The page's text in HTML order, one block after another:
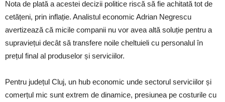
Nota de plată a acestei decizii politice riscă să fie achitată tot de
cetățeni, prin inflație. Analistul economic Adrian Negrescu
avertizează că micile companii nu vor avea altă soluție pentru a
supraviețui decât să transfere noile cheltuieli cu personalul în
prețul final al produselor și serviciilor.
Pentru județul Cluj, un hub economic unde sectorul serviciilor și
comerțul mic sunt extrem de dinamice, presiunea pe costurile cu